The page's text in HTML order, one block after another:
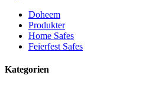
Doheem
Produkter
Home Safes
Feierfest Safes
Kategorien